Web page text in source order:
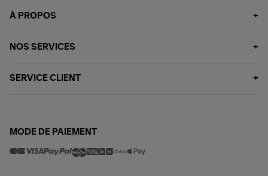
À PROPOS
NOS SERVICES
SERVICE CLIENT
MODE DE PAIEMENT